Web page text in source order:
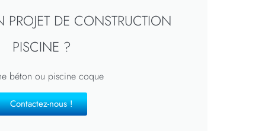
DE CONSTRUCTION
PISCINE ?
béton ou piscine coque
Contactez-nous !